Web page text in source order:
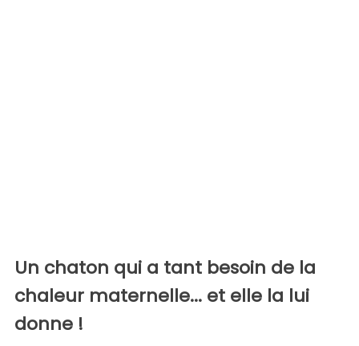
Un chaton qui a tant besoin de la
chaleur maternelle... et elle la lui
donne !